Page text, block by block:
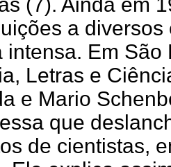
(7). Ainda em
a
intensa. Em
Letras e
e Mario
que
de cientistas,